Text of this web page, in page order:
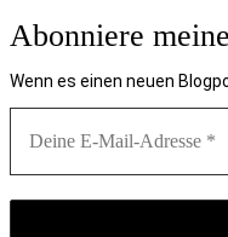
Abonniere
Wenn es einen neuen